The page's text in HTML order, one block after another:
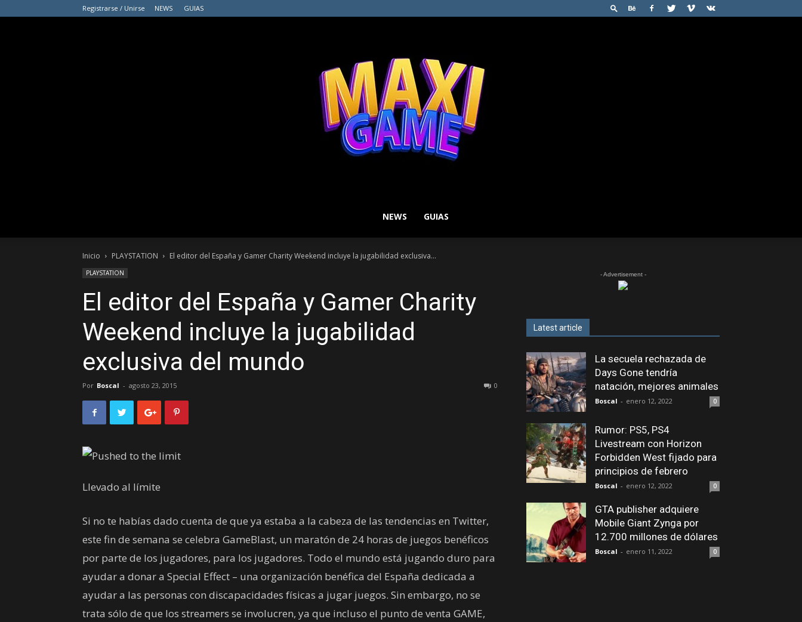
Registrarse / Unirse NEWS GUIAS
GAME
NEWS GUIAS
Inicio PLAYSTATION El editor del España y Gamer Charity Weekend incluye la jugabilidad exclusiva...
PLAYSTATION
El editor del España y Gamer Charity
Weekend incluye la jugabilidad
exclusiva del mundo
Por Boscal - agosto 23, 2015 0
Llevado al límite
Si no te habías dado cuenta de que ya estaba a la cabeza de las tendencias en Twitter,
este fin de semana se celebra GameBlast, un maratón de 24 horas de juegos benéficos
por parte de los jugadores, para los jugadores. Todo el mundo está jugando duro para
ayudar a donar a Special Effect – una organización benéfica del España dedicada a
ayudar a las personas con discapacidades físicas a jugar juegos. Sin embargo, no se
trata sólo de que los streamers se involucren, ya que incluso el punto de venta GAME,
- Advertisement -
Latest article
La secuela rechazada de
Days Gone tendría
natación, mejores animales
Boscal - enero 12, 2022 0
Rumor: PS5, PS4
Livestream con Horizon
Forbidden West fijado para
principios de febrero
Boscal - enero 12, 2022 0
GTA publisher adquiere
Mobile Giant Zynga por
12.700 millones de dólares
Boscal - enero 11, 2022 0